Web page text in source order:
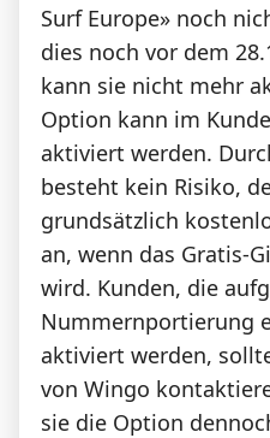
Surf Europe» noch
dies noch vor dem
kann sie nicht mehr
Option kann im
aktiviert werden.
besteht kein Risiko,
grundsätzlich
an, wenn das Gratis-
wird. Kunden, die
Nummernportierung
aktiviert werden,
von Wingo
sie die Option